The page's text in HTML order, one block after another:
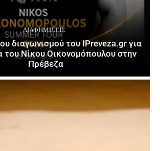
ΔΙΑΦΗΜΊΣΕΙΣ
διαγωνισμού του IPreveza.gr για
του Νίκου Οικονομόπουλου στην
Πρέβεζα